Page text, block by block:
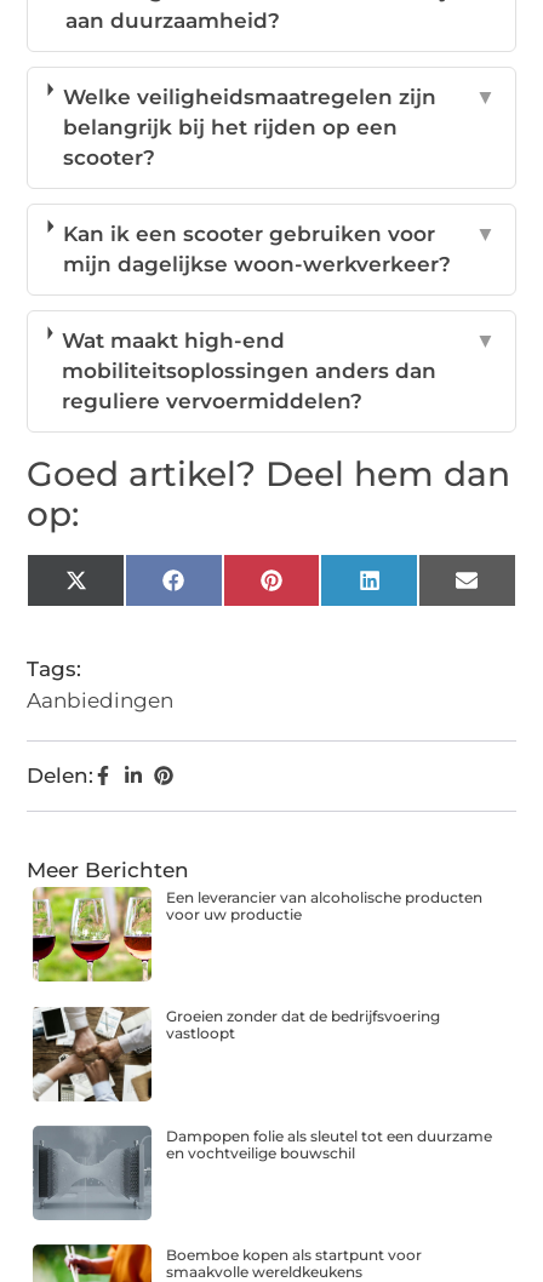
aan duurzaamheid?
Welke veiligheidsmaatregelen zijn
belangrijk bij het rijden op een
scooter?
▼
Kan ik een scooter gebruiken voor
mijn dagelijkse woon-werkverkeer?
▼
Wat maakt high-end
mobiliteitsoplossingen anders dan
reguliere vervoermiddelen?
▼
Goed artikel? Deel hem dan
op:
X
(Twitter)
FacebookPinterestLinkedIn Email
Tags:
Aanbiedingen
Delen:
Meer Berichten
Een leverancier van alcoholische producten
voor uw productie
Groeien zonder dat de bedrijfsvoering
vastloopt
Dampopen folie als sleutel tot een duurzame
en vochtveilige bouwschil
Boemboe kopen als startpunt voor
smaakvolle wereldkeukens